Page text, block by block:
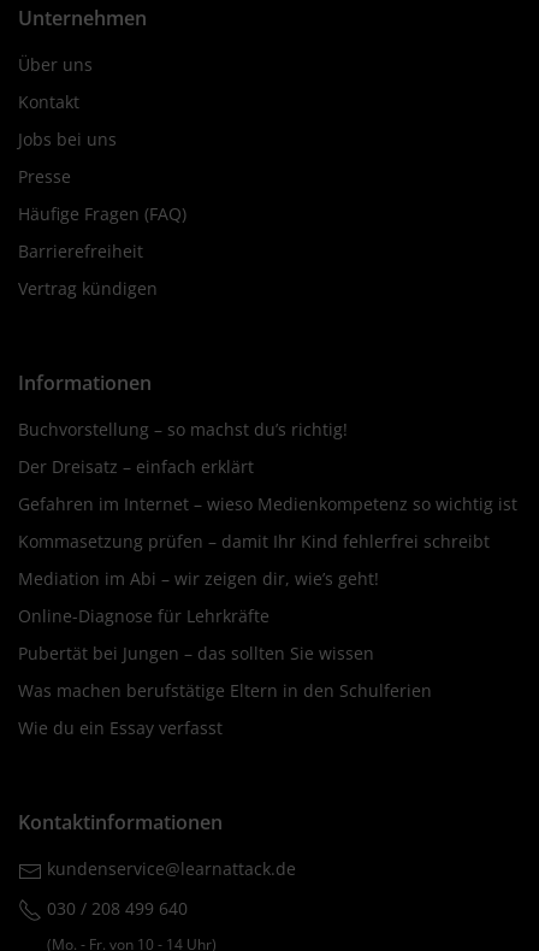
Unternehmen
Über uns
Kontakt
Jobs bei uns
Presse
Häufige Fragen (FAQ)
Barrierefreiheit
Vertrag kündigen
Informationen
Buchvorstellung – so machst du’s richtig!
Der Dreisatz – einfach erklärt
Gefahren im Internet – wieso Medienkompetenz so wichtig ist
Kommasetzung prüfen – damit Ihr Kind fehlerfrei schreibt
Mediation im Abi – wir zeigen dir, wie’s geht!
Online-Diagnose für Lehrkräfte
Pubertät bei Jungen – das sollten Sie wissen
Was machen berufstätige Eltern in den Schulferien
Wie du ein Essay verfasst
Kontaktinformationen
kundenservice@learnattack.de
030 / 208 499 640
(Mo. ‐ Fr. von 10 ‐ 14 Uhr)